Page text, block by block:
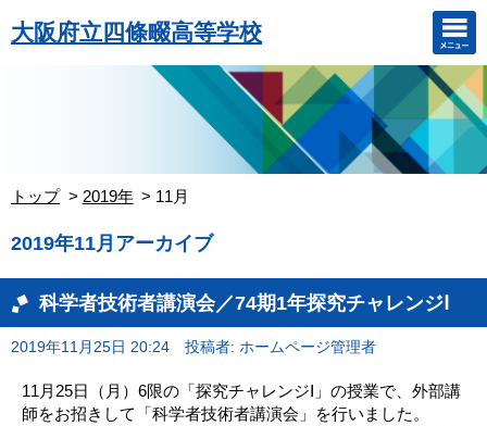
大阪府立四條畷高等学校
トップ 2019年 11月
2019年11月アーカイブ
科学者技術者講演会／74期1年探究チャレンジⅠ
2019年11月25日 20:24 投稿者: ホームページ管理者
11月25日（月）6限の「探究チャレンジⅠ」の授業で、外部講
師をお招きして「科学者技術者講演会」を行いました。